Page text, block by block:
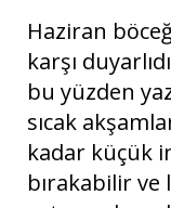
Haziran
karşı
bu yüzden
sıcak
kadar küçük
bırakabilir